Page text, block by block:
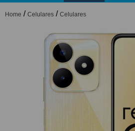
Home / Celulares / Celulares